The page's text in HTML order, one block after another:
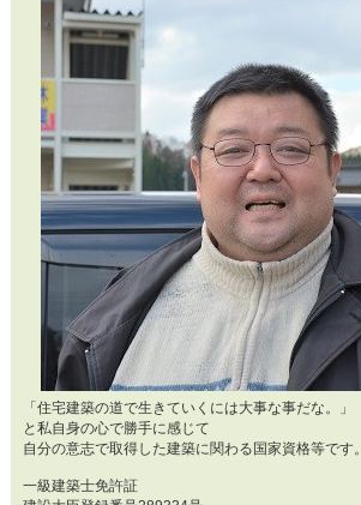
「住宅建築の道で生きていくには大事な事だな。」
と私自身の心で勝手に感じて
自分の意志で取得した建築に関わる国家資格等です。
一級建築士免許証